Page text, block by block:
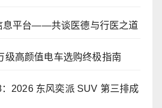
息平台——共谈医德与行医之道
级高颜值电车选购终极指南
2026 东风奕派 SUV 第三排成